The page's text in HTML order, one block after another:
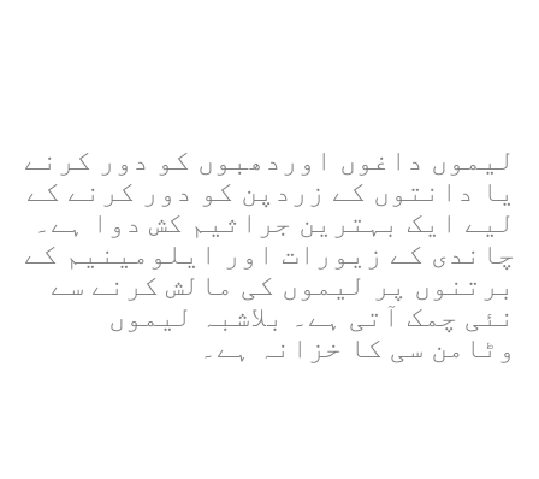
لیموں داغوں اوردھبوں کو دور کرنے
یا دانتوں کے زردپن کو دور کرنے کے
لیے ایک بہترین جراثیم کش دوا ہے۔
چاندی کے زیورات اور ایلومینیم کے
برتنوں پر لیموں کی مالش کرنے سے
نئی چمک آتی ہے۔ بلاشبہ لیموں
وٹامن سی کا خزانہ ہے۔